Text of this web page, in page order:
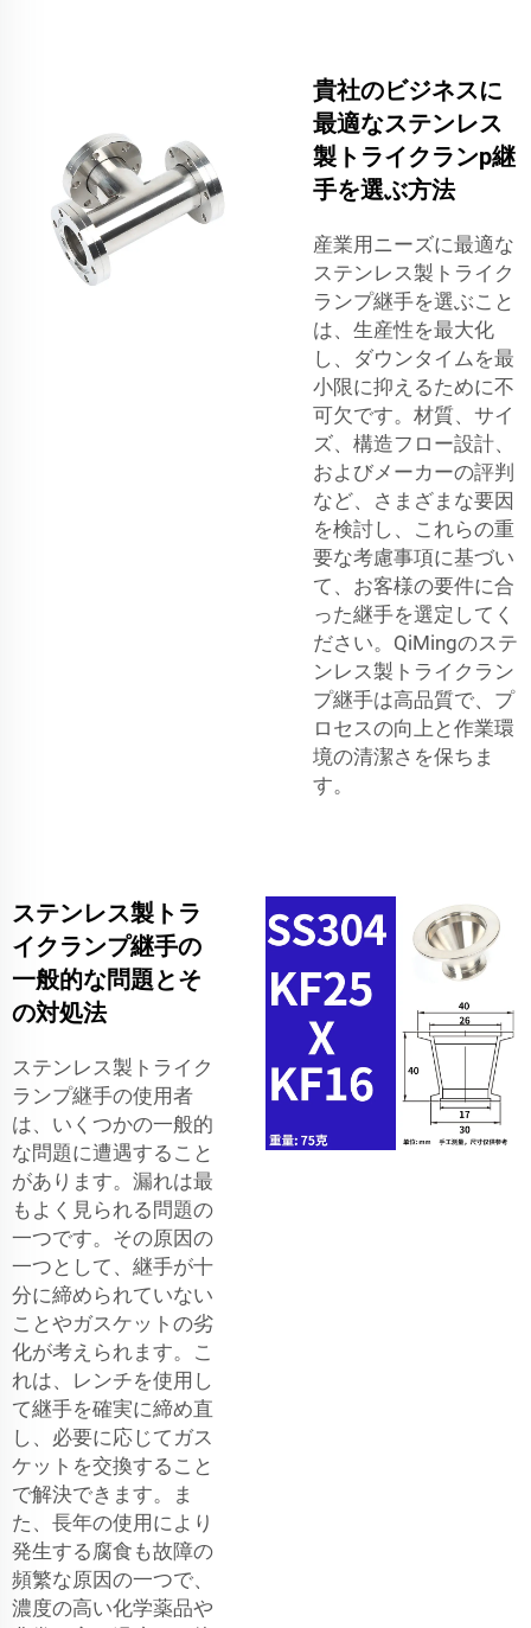
貴社のビジネスに
最適なステンレス
製トライクランp継
手を選ぶ方法
産業用ニーズに最適な
ステンレス製トライク
ランプ継手を選ぶこと
は、生産性を最大化
し、ダウンタイムを最
小限に抑えるために不
可欠です。材質、サイ
ズ、構造フロー設計、
およびメーカーの評判
など、さまざまな要因
を検討し、これらの重
要な考慮事項に基づい
て、お客様の要件に合
った継手を選定してく
ださい。QiMingのステ
ンレス製トライクラン
プ継手は高品質で、プ
ロセスの向上と作業環
境の清潔さを保ちま
す。
ステンレス製トラ
イクランプ継手の
一般的な問題とそ
の対処法
ステンレス製トライク
ランプ継手の使用者
は、いくつかの一般的
な問題に遭遇すること
があります。漏れは最
もよく見られる問題の
一つです。その原因の
一つとして、継手が十
分に締められていない
ことやガスケットの劣
化が考えられます。こ
れは、レンチを使用し
て継手を確実に締め直
し、必要に応じてガス
ケットを交換すること
で解決できます。ま
た、長年の使用により
発生する腐食も故障の
頻繁な原因の一つで、
濃度の高い化学薬品や